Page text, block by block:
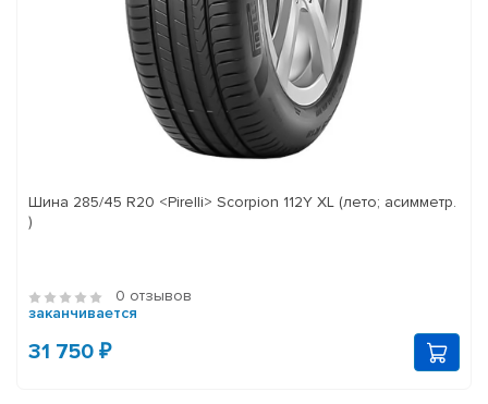
Шина 285/45 R20 <Pirelli> Scorpion 112Y XL (лето; асимметр.
)
0 отзывов
заканчивается
31 750 ₽